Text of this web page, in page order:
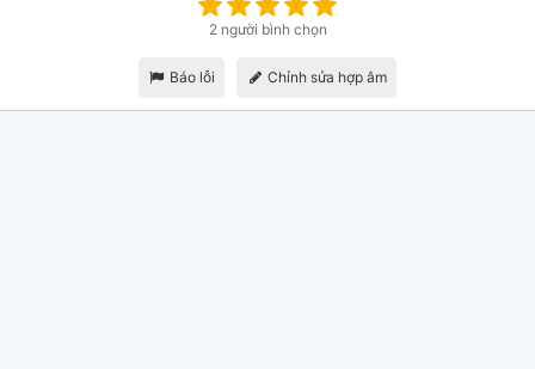
2 người bình chọn
Báo lỗi Chỉnh sửa hợp âm